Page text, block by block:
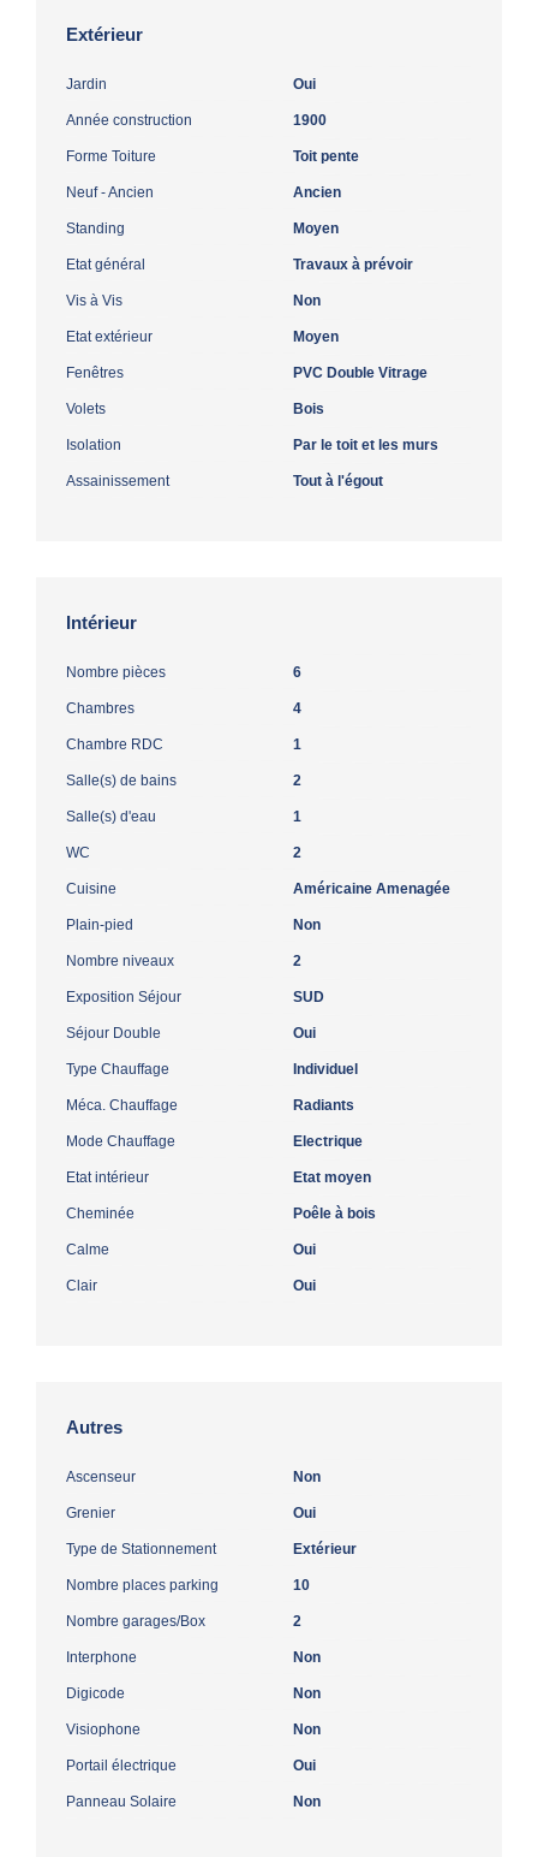
Extérieur
Jardin Oui
Année construction 1900
Forme Toiture Toit pente
Neuf - Ancien Ancien
Standing Moyen
Etat général Travaux à prévoir
Vis à Vis Non
Etat extérieur Moyen
Fenêtres PVC Double Vitrage
Volets Bois
Isolation Par le toit et les murs
Assainissement Tout à l'égout
Intérieur
Nombre pièces 6
Chambres 4
Chambre RDC 1
Salle(s) de bains 2
Salle(s) d'eau 1
WC 2
Cuisine Américaine Amenagée
Plain-pied Non
Nombre niveaux 2
Exposition Séjour SUD
Séjour Double Oui
Type Chauffage Individuel
Méca. Chauffage Radiants
Mode Chauffage Electrique
Etat intérieur Etat moyen
Cheminée Poêle à bois
Calme Oui
Clair Oui
Autres
Ascenseur Non
Grenier Oui
Type de Stationnement Extérieur
Nombre places parking 10
Nombre garages/Box 2
Interphone Non
Digicode Non
Visiophone Non
Portail électrique Oui
Panneau Solaire Non